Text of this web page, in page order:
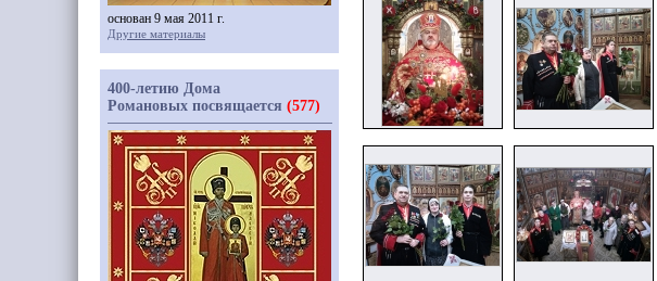
основан 9 мая 2011 г.
Другие материалы
400-летию Дома
Романовых посвящается (577)